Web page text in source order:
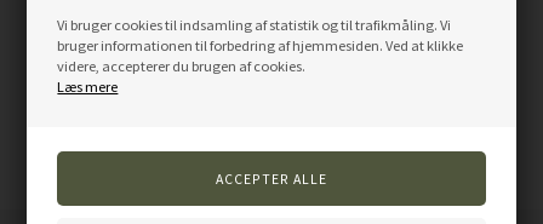
Vi bruger cookies til indsamling af statistik og til trafikmåling. Vi
bruger informationen til forbedring af hjemmesiden. Ved at klikke
videre, accepterer du brugen af cookies.
Læs mereLÆG I KURV